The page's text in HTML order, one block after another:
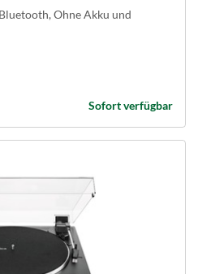
Ohne Akku und
Sofort verfügbar